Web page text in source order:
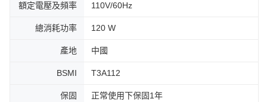
額定電壓及頻率 110V/60Hz
總消耗功率 120 W
產地 中國
BSMI T3A112
保固 正常使用下保固1年